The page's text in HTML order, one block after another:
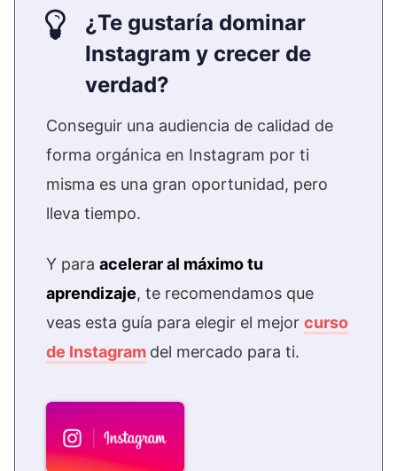
¿Te gustaría dominar
Instagram y crecer de
verdad?
Conseguir una audiencia de calidad de
forma orgánica en Instagram por ti
misma es una gran oportunidad, pero
lleva tiempo.
Y para acelerar al máximo tu
aprendizaje, te recomendamos que
veas esta guía para elegir el mejor curso
de Instagram del mercado para ti.